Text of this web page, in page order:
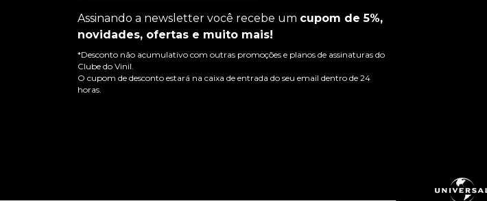
Assinando a newsletter você recebe um cupom de 5%,
novidades, ofertas e muito mais!
*Desconto não acumulativo com outras promoções e planos de assinaturas do
Clube do Vinil.
O cupom de desconto estará na caixa de entrada do seu email dentro de 24
horas.